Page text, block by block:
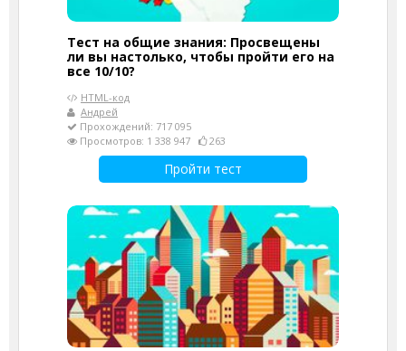
Тест на общие знания: Просвещены
ли вы настолько, чтобы пройти его на
все 10/10?
HTML-код
Андрей
Прохождений: 717 095
Просмотров: 1 338 947
263
Пройти тест